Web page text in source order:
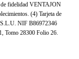
de fidelidad VENTAJON
(4) Tarjeta de
NIF B86972346
Tomo 28300 Folio 26.